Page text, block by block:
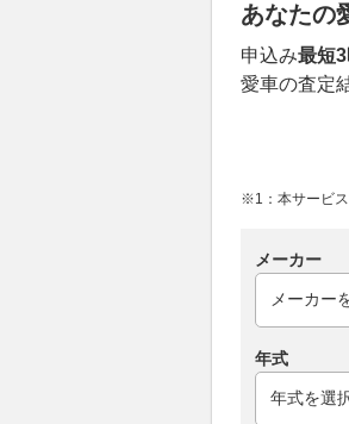
あなたの
申込み最短
愛車の査定
※1：本サービス
メーカー
年式